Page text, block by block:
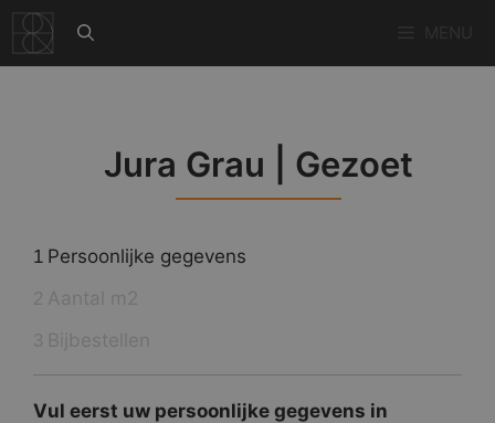
naar
de
Jura Grau | Gezoet
1 Persoonlijke gegevens
Vul eerst uw persoonlijke gegevens in